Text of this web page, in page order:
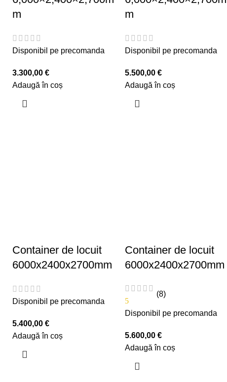
m
Disponibil pe precomanda
3.300,00€
Adaugă în coș
m
Disponibil pe precomanda
5.500,00 €
Adaugă în coș
Container de locuit
6000x2400x2700mm
Disponibil pe precomanda
5.400,00€
Adaugă în coș
Container de locuit
6000x2400x2700mm
5
(8)
Disponibil pe precomanda
5.600,00 €
Adaugă în coș